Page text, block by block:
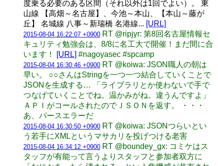
度乗る必要のある区間（それ以外は1回でよい）。 東
山線 【高畑～名古屋】、今池～本山、【本山～藤が
丘】 名城線 八事～新瑞橋 名港線... [URL]
2015-08-04 16:22:07 +0900 RT @ripjyr: 第8回名古屋情報セ
キュリティ勉強会は、8/8に名工大で開催！まだ間に合
います！
[URL] #nagoyasec #spcamp
2015-08-04 16:30:46 +0900 RT @koiwa: JSON職人の朝は
早い。 ○○さんはStringを一つ一つ結合していくことで
JSONを生成する… 「ライブラリとか使わないで手で
つなげていくことでね。温かみがね。違うんですよ」
ＡＰＩがコールされたのでＪＳＯＮを返す。 ・・・
あ、パースエラーだ
2015-08-04 16:30:50 +0900 RT @koiwa: JSONつらいとい
う若手にXMLというマサカリを投げつける老害
2015-08-04 16:34:12 +0900 RT @boundey_gx: コミケはス
タッフが有能って言うよりスタッフと参加者双方に